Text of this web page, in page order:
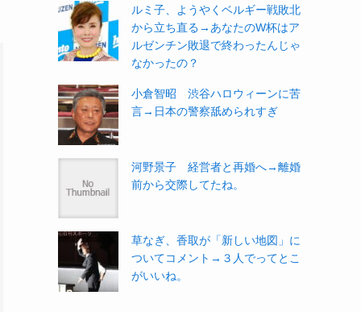
ルミ子、ようやくベルギー戦敗北
から立ち直る→あなたのW杯はア
ルゼンチン敗退で終わったんじゃ
なかったの？
小倉智昭 渋谷ハロウィーンに苦
言→日本の警察舐められすぎ
河野景子 経営者と再婚へ→離婚
前から交際してたね。
草なぎ、香取が「新しい地図」に
ついてコメント→３人でってとこ
がいいね。